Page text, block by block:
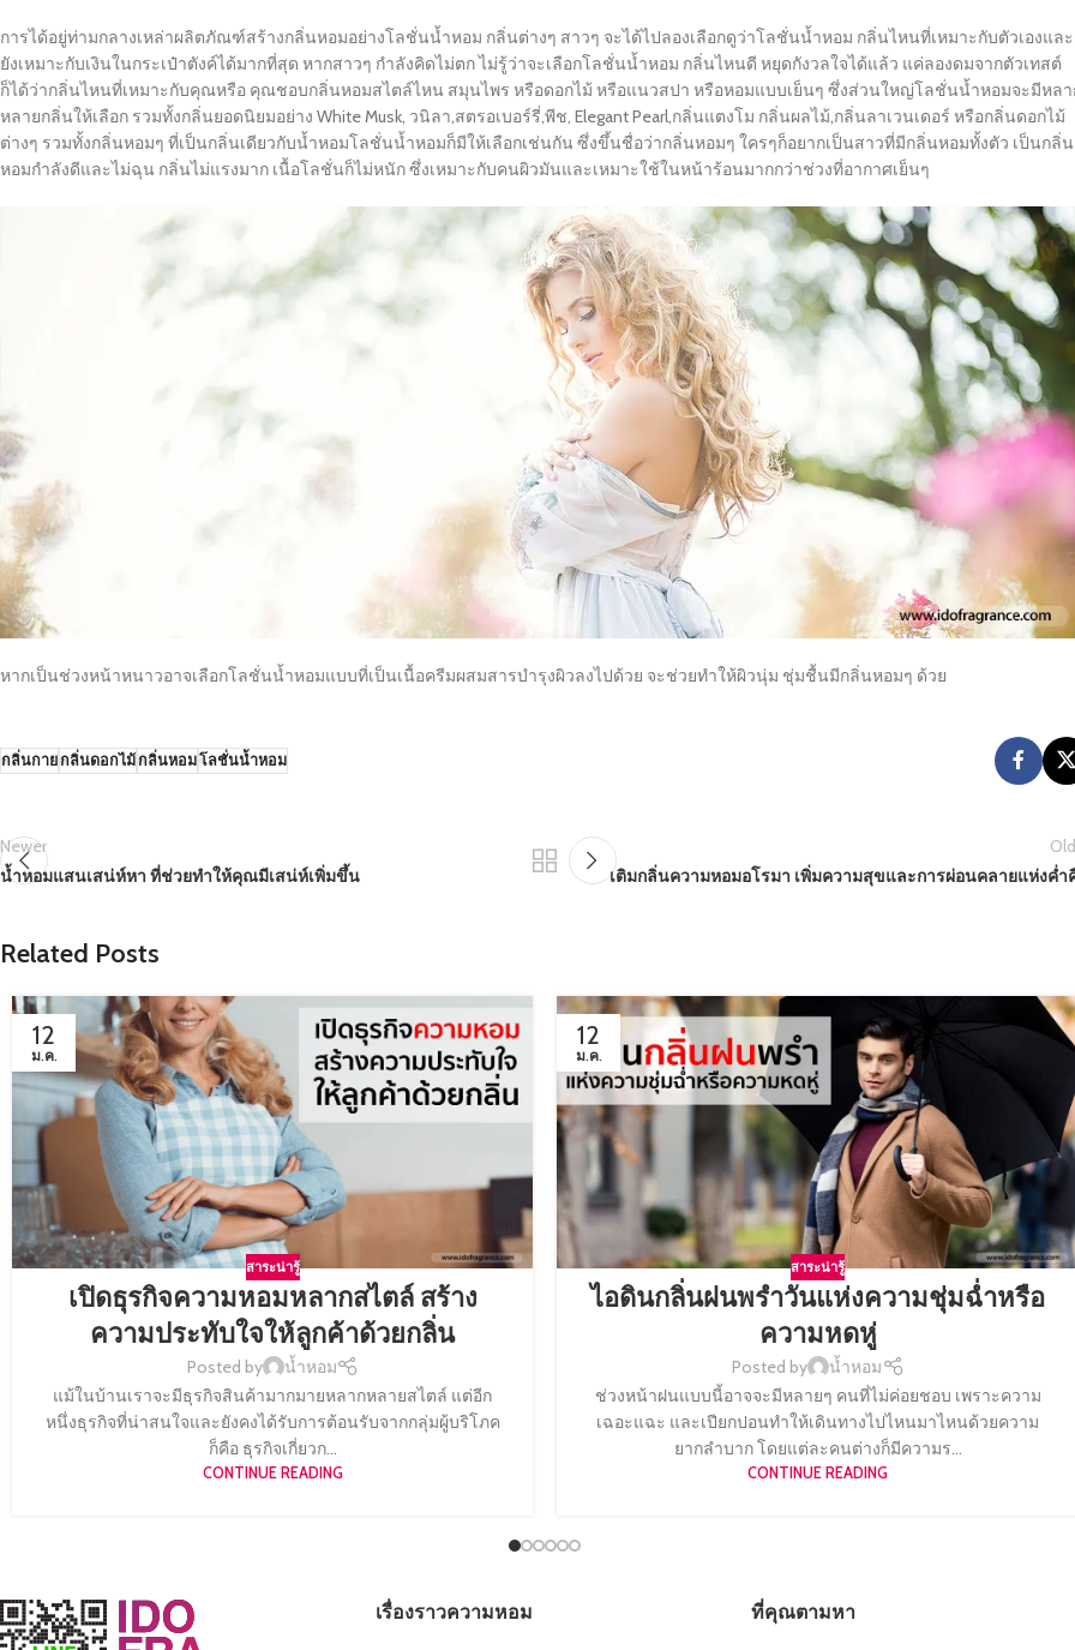
การได้อยู่ท่ามกลางเหล่าผลิตภัณฑ์สร้างกลิ่นหอมอย่างโลชั่นน้ำหอม กลิ่นต่างๆ สาวๆ จะได้ไปลองเลือกดูว่าโลชั่นน้ำหอม กลิ่นไหนที่เหมาะกับตัวเองและ
ยังเหมาะกับเงินในกระเป๋าตังค์ได้มากที่สุด หากสาวๆ กำลังคิดไม่ตก ไม่รู้ว่าจะเลือกโลชั่นน้ำหอม กลิ่นไหนดี หยุดกังวลใจได้แล้ว แค่ลองดมจากตัวเทสต์
ก็ได้ว่ากลิ่นไหนที่เหมาะกับคุณหรือ คุณชอบกลิ่นหอมสไตล์ไหน สมุนไพร หรือดอกไม้ หรือแนวสปา หรือหอมแบบเย็นๆ ซึ่งส่วนใหญ่โลชั่นน้ำหอมจะมีหล
หลายกลิ่นให้เลือก รวมทั้งกลิ่นยอดนิยมอย่าง White Musk, วนิลา,สตรอเบอร์รี่,พีช, Elegant Pearl,กลิ่นแตงโม กลิ่นผลไม้,กลิ่นลาเวนเดอร์ หรือกลิ่นดอกไม้
ต่างๆ รวมทั้งกลิ่นหอมๆ ที่เป็นกลิ่นเดียวกับน้ำหอมโลชั่นน้ำหอมก็มีให้เลือกเช่นกัน ซึ่งขึ้นชื่อว่ากลิ่นหอมๆ ใครๆก็อยากเป็นสาวที่มีกลิ่นหอมทั้งตัว เป็นกลิ่น
หอมกำลังดีและไม่ฉุน กลิ่นไม่แรงมาก เนื้อโลชั่นก็ไม่หนัก ซึ่งเหมาะกับคนผิวมันและเหมาะใช้ในหน้าร้อนมากกว่าช่วงที่อากาศเย็นๆ
หากเป็นช่วงหน้าหนาวอาจเลือกโลชั่นน้ำหอมแบบที่เป็นเนื้อครีมผสมสารบำรุงผิวลงไปด้วย จะช่วยทำให้ผิวนุ่ม ชุ่มชื้นมีกลิ่นหอมๆ ด้วย
กลิ่นกายกลิ่นดอกไม้กลิ่นหอมโลชั่นน้ำหอม
Newer
น้ำหอมแสนเสน่ห์หา ที่ช่วยทำให้คุณมีเสน่ห์เพิ่มขึ้น
เติมกลิ่นความหอมอโรมา เพิ่มความสุขและการผ่อนคลายแห่งค่ำ
Related Posts
12
ม.ค.
สาระน่ารู้
เปิดธุรกิจความหอมหลากสไตล์ สร้าง
ความประทับใจให้ลูกค้าด้วยกลิ่น
Posted by
น้ำหอม
แม้ในบ้านเราจะมีธุรกิจสินค้ามากมายหลากหลายสไตล์ แต่อีก
หนึ่งธุรกิจที่น่าสนใจและยังคงได้รับการต้อนรับจากกลุ่มผู้บริโภค
ก็คือ ธุรกิจเกี่ยวก...
CONTINUE READING
12
ม.ค.
สาระน่ารู้
ไอดินกลิ่นฝนพรำวันแห่งความชุ่มฉ่ำหรือ
ความหดหู่
Posted by
น้ำหอม
ช่วงหน้าฝนแบบนี้อาจจะมีหลายๆ คนที่ไม่ค่อยชอบ เพราะความ
เฉอะแฉะ และเปียกปอนทำให้เดินทางไปไหนมาไหนด้วยความ
ยากลำบาก โดยแต่ละคนต่างก็มีความร...
CONTINUE READING
เรื่องราวความหอม ที่คุณตามหา